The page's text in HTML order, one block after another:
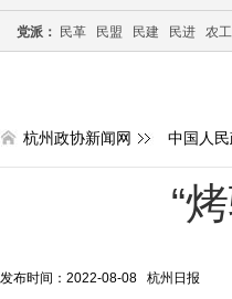
党派： 民革 民盟 民建 民进 农
杭州政协新闻网 中国人
“
发布时间：2022-08-08 杭州日报